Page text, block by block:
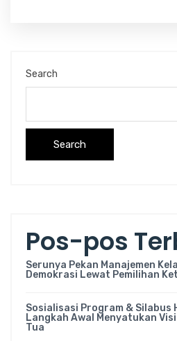
Search
Search
Pos-pos
Serunya Pekan Manajemen
Demokrasi Lewat Pemilihan
Sosialisasi Program & Silabus
Langkah Awal Menyatukan
Tua